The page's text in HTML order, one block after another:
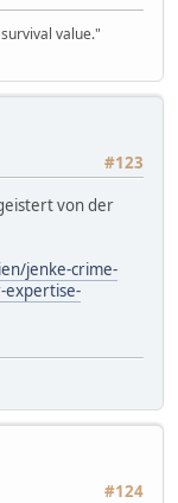
value."
#123
von der
jenke-crime-
expertise-
#124